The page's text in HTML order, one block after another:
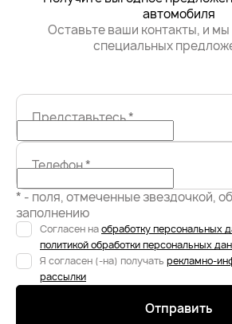
автомобиля
Оставьте ваши контакты, и
специальных
Представьтесь*
Телефон*
* - поля, отмеченные звездочкой,
заполнению
Согласен наобработку персональных
политикой обработки персональных
Я согласен (-на) получать рекламно-
рассылки
Отправить